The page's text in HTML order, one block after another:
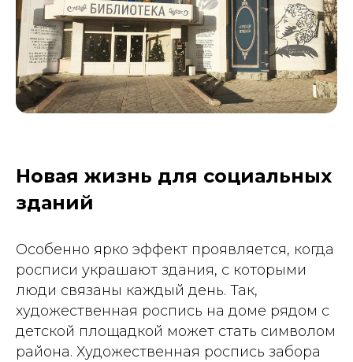
Новая жизнь для социальных
зданий
Особенно ярко эффект проявляется, когда
росписи украшают здания, с которыми
люди связаны каждый день. Так,
художественная роспись на доме рядом с
детской площадкой может стать символом
района. Художественная роспись забора